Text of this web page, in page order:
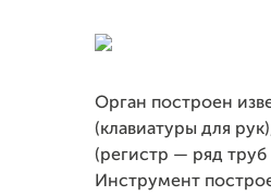
Орган построен
(клавиатуры для
(регистр — ряд труб
Инструмент